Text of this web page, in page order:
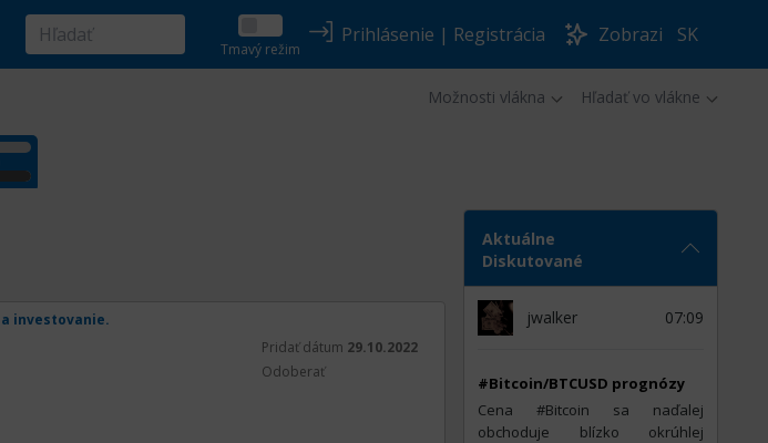
Tmavý režim
Prihlásenie | Registrácia Zobrazi SK
Možnosti vlákna Hľadať vo vlákne
investovanie.
Pridať dátum 29.10.2022
Odoberať
Aktuálne
Diskutované
jwalker 07:09
#Bitcoin/BTCUSD prognózy
Cena #Bitcoin sa naďalej
obchoduje blízko okrúhlej